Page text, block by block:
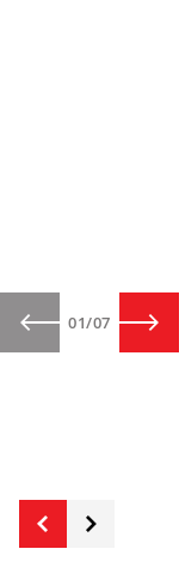
01/07